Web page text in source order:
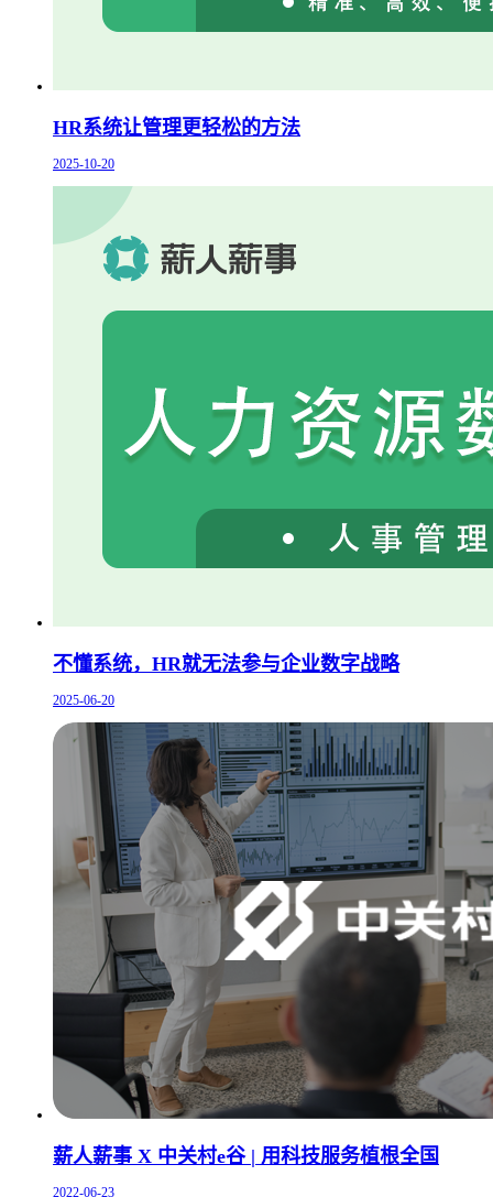
HR系统让管理更轻松的方法
2025-10-20
不懂系统，HR就无法参与企业数字战略
2025-06-20
薪人薪事 X 中关村e谷 | 用科技服务植根全国
2022-06-23